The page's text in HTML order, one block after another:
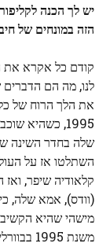
יש לך הכנה
הזה במונחים של
קודם כל אקרא את
לנו, מה הם
1995, כשהיא
שלה בחדר השינה
השתלטו אז על
קלאודיה שיפר,
(וודס), אמא שלה,
מישהי שהיא
משנת